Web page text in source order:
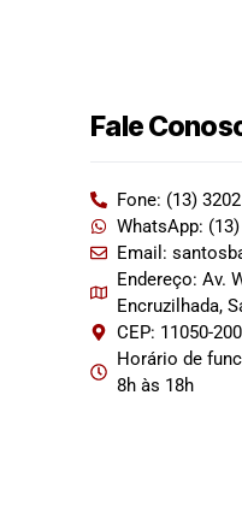
Fale
Fone: (13)
WhatsApp:
Email:
Endereço: Av.
Encruzilhada,
CEP: 11050-200
Horário de
8h às 18h